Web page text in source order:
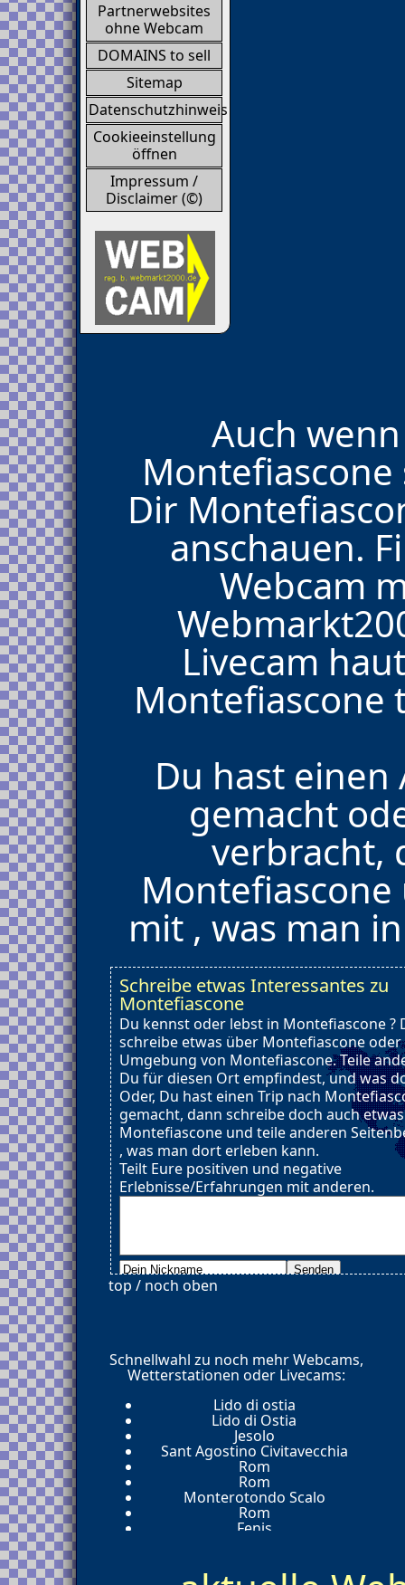
Partnerwebsites
ohne Webcam
DOMAINS to sell
Sitemap
Datenschutzhinweis
Cookieeinstellung
öffnen
Impressum /
Disclaimer (©)
Auch
Dir
anschauen.
Webcam
Livecam
Montefiascone
Du hast
gemacht
verbracht,
mit , was man
Schreibe etwas Interessantes zu
Montefiascone
Du kennst oder lebst in Montefiascone ?
schreibe etwas über Montefiascone oder
Umgebung von Montefiascone. Teile
Du für diesen Ort empfindest, und was
Oder, Du hast einen Trip nach
gemacht, dann schreibe doch auch
Montefiascone und teile anderen
, was man dort erleben kann.
Teilt Eure positiven und negative
Erlebnisse/Erfahrungen mit anderen.
top / noch oben
Schnellwahl zu noch mehr Webcams,
Wetterstationen oder Livecams:
Lido di ostia
Lido di Ostia
Jesolo
Sant Agostino Civitavecchia
Rom
Rom
Monterotondo Scalo
Rom
Fenis
Valtournenche